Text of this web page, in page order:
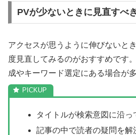
PVが少ないときに見直すべ
アクセスが思うように伸びないと
度見直してみるのがおすすめです
成やキーワード選定にある場合が多
タイトルが検索意図に沿っ
記事の中で読者の疑問を解